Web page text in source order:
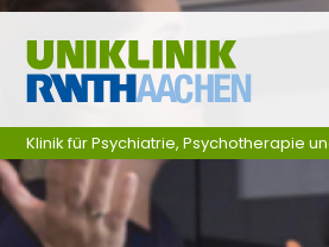
Zum Inhalt springen
Klinik für Psychiatrie, Psychotherapie